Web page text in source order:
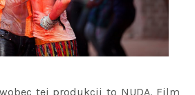
tej produkcji to NUDA. Film